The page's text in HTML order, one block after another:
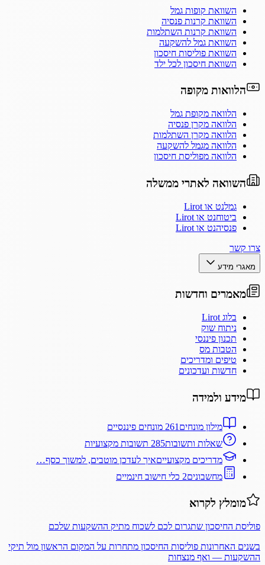
השוואת קופות גמל
השוואת קרנות פנסיה
השוואת קרנות השתלמות
השוואת גמל להשקעה
השוואת פוליסות חיסכון
השוואת חיסכון לכל ילד
הלוואות מקופה
הלוואה מקופת גמל
הלוואה מקרן פנסיה
הלוואה מקרן השתלמות
הלוואה מגמל להשקעה
הלוואה מפוליסת חיסכון
השוואה לאתרי ממשלה
גמלנט או Lirot
ביטוחנט או Lirot
פנסיהנט או Lirot
צרו קשר
מאגרי מידע
מאמרים וחדשות
בלוג Lirot
ניתוח שוק
תכנון פיננסי
הטבות מס
טיפים ומדריכים
חדשות ועדכונים
מידע ולמידה
מילון מונחים 261 מונחים פיננסיים
שאלות ותשובות285 תשובות מקצועיות
מדריכים מקצועייםאיך לעדכן מוטבים, למשוך כסף…
מחשבונים2 כלי חישוב חינמיים
מומלץ לקרוא
פוליסת החיסכון שתגרום לכם לשכוח מתיק ההשקעות שלכם
בשנים האחרונות פוליסות החיסכון מתחרות על המקום הראשון מול תיקי
ההשקעות — ואף מנצחות